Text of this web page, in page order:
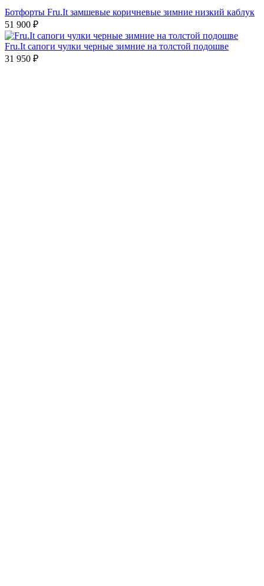
Ботфорты Fru.It замшевые коричневые зимние низкий каблук
51 900 ₽
Fru.It cапоги чулки черные зимние на толстой подошве
31 950 ₽